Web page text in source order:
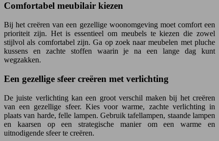
Comfortabel meubilair kiezen
Bij het creëren van een gezellige woonomgeving moet comfort een
prioriteit zijn. Het is essentieel om meubels te kiezen die zowel
stijlvol als comfortabel zijn. Ga op zoek naar meubelen met pluche
kussens en zachte stoffen waarin je na een lange dag kunt
wegzakken.
Een gezellige sfeer creëren met verlichting
De juiste verlichting kan een groot verschil maken bij het creëren
van een gezellige sfeer. Kies voor warme, zachte verlichting in
plaats van harde, felle lampen. Gebruik tafellampen, staande lampen
en kaarsen op een strategische manier om een warme en
uitnodigende sfeer te creëren.